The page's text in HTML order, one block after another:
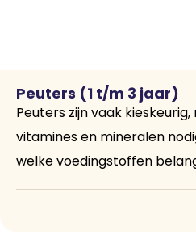
Peuters (1 t/m 3 jaar)
Peuters zijn vaak
vitamines en mineralen
welke voedingstoffen